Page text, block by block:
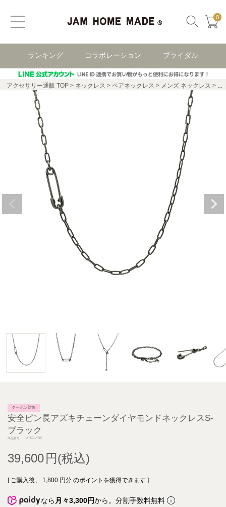
0
ランキング コラボレーション ブライダル
アクセサリー通販 TOP ネックレス ペアネックレス メンズ ネックレス 安
クーポン対象
安全ピン長アズキチェーンダイヤモンドネックレスS-
ブラック
商品番号 J-NC014-BK
39,600
[ ご購入後、 1,800 円分 のポイントを獲得できます ]
なら 月々3,300円から。分割手数料無料